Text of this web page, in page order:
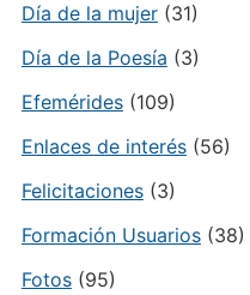
Día de la mujer(31)
Día de la Poesía (3)
Efemérides(109)
Enlaces de interés(56)
Felicitaciones(3)
Formación Usuarios(38)
Fotos(95)